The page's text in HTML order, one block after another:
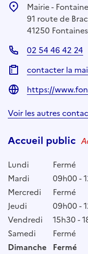
Mairie -
91 route de
41250
02 54 46 42 24
contacter la
https://
Voir les autres
Accueil public
Lundi
Fermé
Mardi
09h00 -
Mercredi
Fermé
Jeudi
09h00 -
Vendredi
15h30 -
Samedi
Fermé
Dimanche Fermé